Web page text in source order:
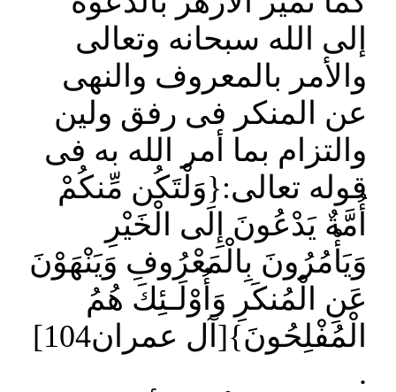
إلى الله سبحانه وتعالى
والأمر بالمعروف والنهى
عن المنكر فى رفق ولين
والتزام بما أمر الله به فى
قوله تعالى:{وَلْتَكُن مِّنكُمْ
أُمَّةٌ يَدْعُونَ إِلَى الْخَيْرِ
وَيَأْمُرُونَ بِالْمَعْرُوفِ وَيَنْهَوْنَ
عَنِ الْمُنكَرِ وَأُوْلَـئِكَ هُمُ
الْمُفْلِحُونَ}[آل عمران104]